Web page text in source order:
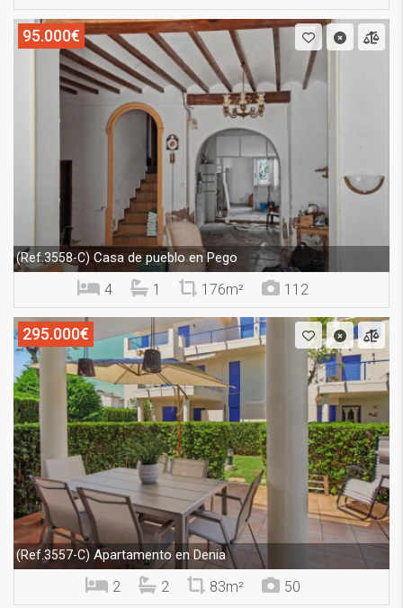
95.000€
(Ref.3558-C) Casa de pueblo en Pego
4 1 176m² 112
295.000€
(Ref.3557-C) Apartamento en Denia
2 2 83m² 50